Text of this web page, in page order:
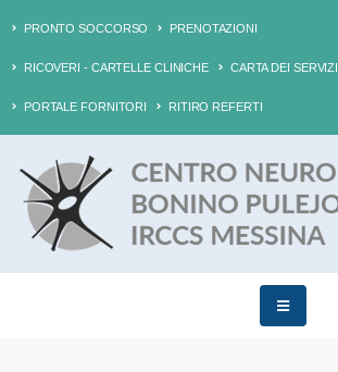
PRONTO SOCCORSO PRENOTAZIONI
RICOVERI - CARTELLE CLINICHE CARTA DEI SERVIZI
PORTALE FORNITORI RITIRO REFERTI